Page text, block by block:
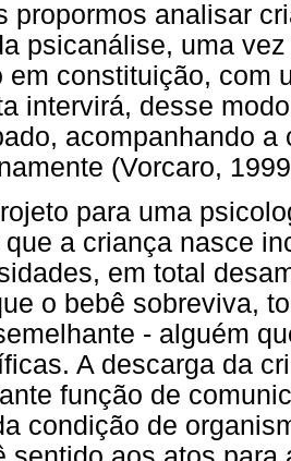
propormos analisar
psicanálise, uma
em constituição, com
intervirá, desse
acompanhando
(Vorcaro,
para uma
que a criança nasce
em total
o bebê sobreviva,
- alguém
A descarga da
função de
condição de